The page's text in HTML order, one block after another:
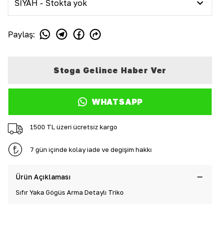
Paylaş:
Stoğa Gelince Haber Ver
WHATSAPP
1500 TL üzeri ücretsiz kargo
7 gün içinde kolay iade ve değişim hakkı
Ürün Açıklaması
Sıfır Yaka Göğüs Arma Detaylı Triko